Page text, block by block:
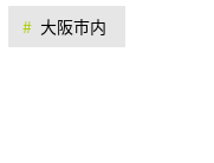
大阪市内